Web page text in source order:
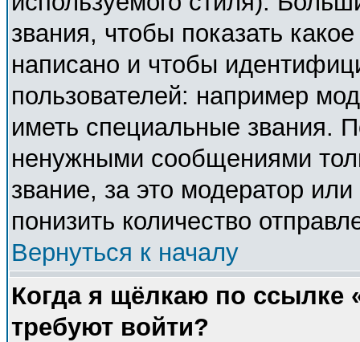
звания, чтобы показать
написано и чтобы
пользователей: например
иметь специальные звания.
ненужными сообщениями
звание, за это модератор
понизить количество
Вернуться к началу
Когда я щёлкаю по ссылке
требуют войти?